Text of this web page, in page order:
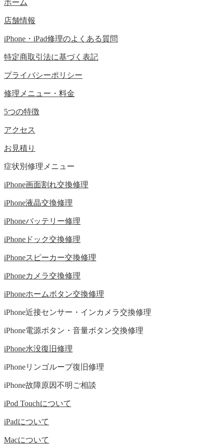
ホーム
店舗情報
iPhone・iPad修理のよくある質問
特定商取引法に基づく表記
プライバシーポリシー
修理メニュー・料金
5つの特徴
アクセス
お見積り
症状別修理メニュー
iPhone画面割れ交換修理
iPhone液晶交換修理
iPhoneバッテリー修理
iPhoneドック交換修理
iPhoneスピーカー交換修理
iPhoneカメラ交換修理
iPhoneホームボタン交換修理
iPhone近接センサー・インカメラ交換修理
iPhone電源ボタン・音量ボタン交換修理
iPhone水没復旧修理
iPhoneリンゴループ復旧修理
iPhone故障原因不明ご相談
iPod Touchについて
iPadについて
Macについて